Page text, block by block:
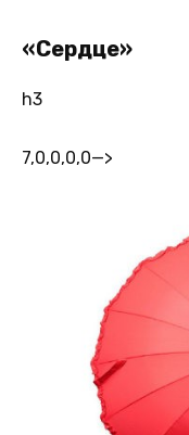
«Сердце»
h3
7,0,0,0,0—>